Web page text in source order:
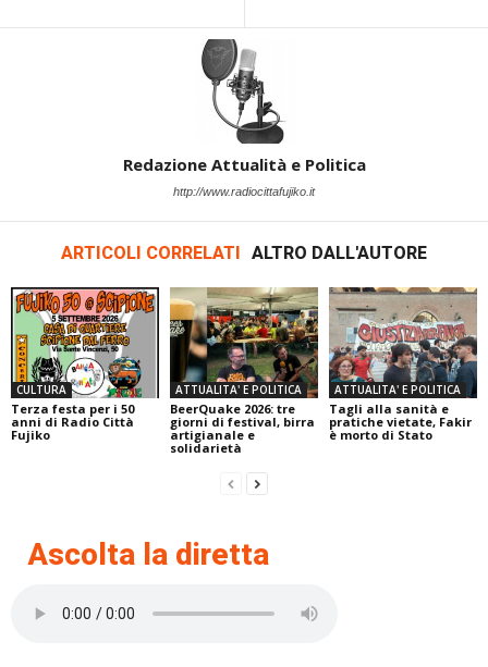
Redazione Attualità e Politica
http://www.radiocittafujiko.it
ARTICOLI CORRELATI ALTRO DALL'AUTORE
CULTURA
Terza festa per i 50
anni di Radio Città
Fujiko
ATTUALITA' E POLITICA
BeerQuake 2026: tre
giorni di festival, birra
artigianale e
solidarietà
ATTUALITA' E POLITICA
Tagli alla sanità e
pratiche vietate, Fakir
è morto di Stato
Ascolta la diretta